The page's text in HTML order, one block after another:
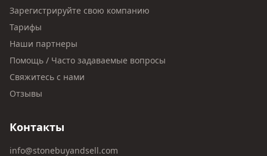
Зарегистрируйте свою компанию
Тарифы
Наши партнеры
Помощь / Часто задаваемые вопросы
Свяжитесь с нами
Отзывы
Контакты
info@stonebuyandsell.com